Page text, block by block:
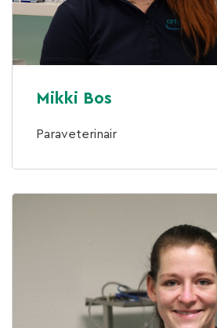
Mikki Bos
Paraveterinair